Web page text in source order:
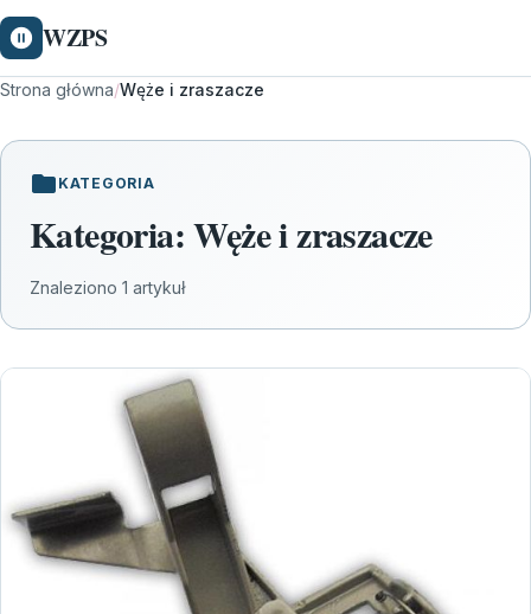
WZPS
Strona główna/Węże i zraszacze
KATEGORIA
Kategoria:Węże i zraszacze
Znaleziono 1 artykuł